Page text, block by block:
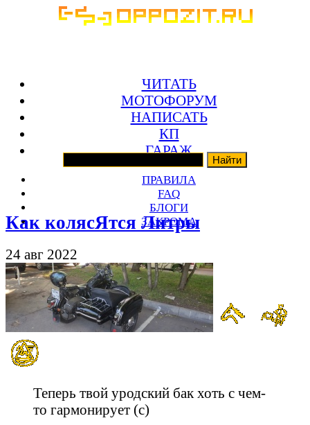
ЧИТАТЬ
МОТОФОРУМ
НАПИСАТЬ
КП
ГАРАЖ
ПРАВИЛА
FAQ
БЛОГИ
ЗАКРОМА
Как колясЯтся Литры
24 авг 2022
Теперь твой уродский бак хоть с чем-
то гармонирует (c)